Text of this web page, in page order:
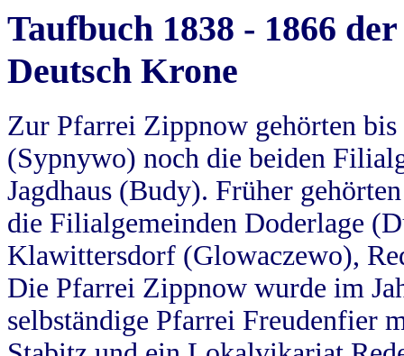
Taufbuch 1838 - 1866
Deutsch Krone
Zur Pfarrei Zippnow gehörten
(Sypnywo) noch die beiden
Jagdhaus (Budy). Früher
die Filialgemeinden Doderlage
Klawittersdorf (Glowaczewo),
Die Pfarrei Zippnow wurde im
selbständige Pfarrei Freudenfier